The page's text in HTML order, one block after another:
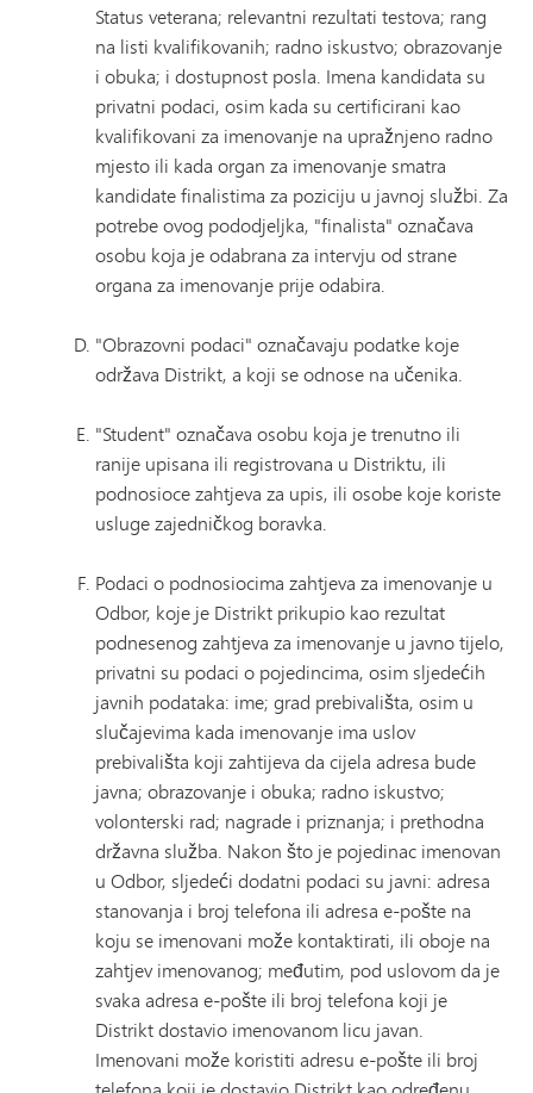
Status veterana; relevantni rezultati testova; rang
na listi kvalifikovanih; radno iskustvo; obrazovanje
i obuka; i dostupnost posla. Imena kandidata su
privatni podaci, osim kada su certificirani kao
kvalifikovani za imenovanje na upražnjeno radno
mjesto ili kada organ za imenovanje smatra
kandidate finalistima za poziciju u javnoj službi. Za
potrebe ovog pododjeljka, "finalista" označava
osobu koja je odabrana za intervju od strane
organa za imenovanje prije odabira.
"Obrazovni podaci" označavaju podatke koje
održava Distrikt, a koji se odnose na učenika.
"Student" označava osobu koja je trenutno ili
ranije upisana ili registrovana u Distriktu, ili
podnosioce zahtjeva za upis, ili osobe koje koriste
usluge zajedničkog boravka.
Podaci o podnosiocima zahtjeva za imenovanje u
Odbor, koje je Distrikt prikupio kao rezultat
podnesenog zahtjeva za imenovanje u javno tijelo,
privatni su podaci o pojedincima, osim sljedećih
javnih podataka: ime; grad prebivališta, osim u
slučajevima kada imenovanje ima uslov
prebivališta koji zahtijeva da cijela adresa bude
javna; obrazovanje i obuka; radno iskustvo;
volonterski rad; nagrade i priznanja; i prethodna
državna služba. Nakon što je pojedinac imenovan
u Odbor, sljedeći dodatni podaci su javni: adresa
stanovanja i broj telefona ili adresa e-pošte na
koju se imenovani može kontaktirati, ili oboje na
zahtjev imenovanog; međutim, pod uslovom da je
svaka adresa e-pošte ili broj telefona koji je
Distrikt dostavio imenovanom licu javan.
Imenovani može koristiti adresu e-pošte ili broj